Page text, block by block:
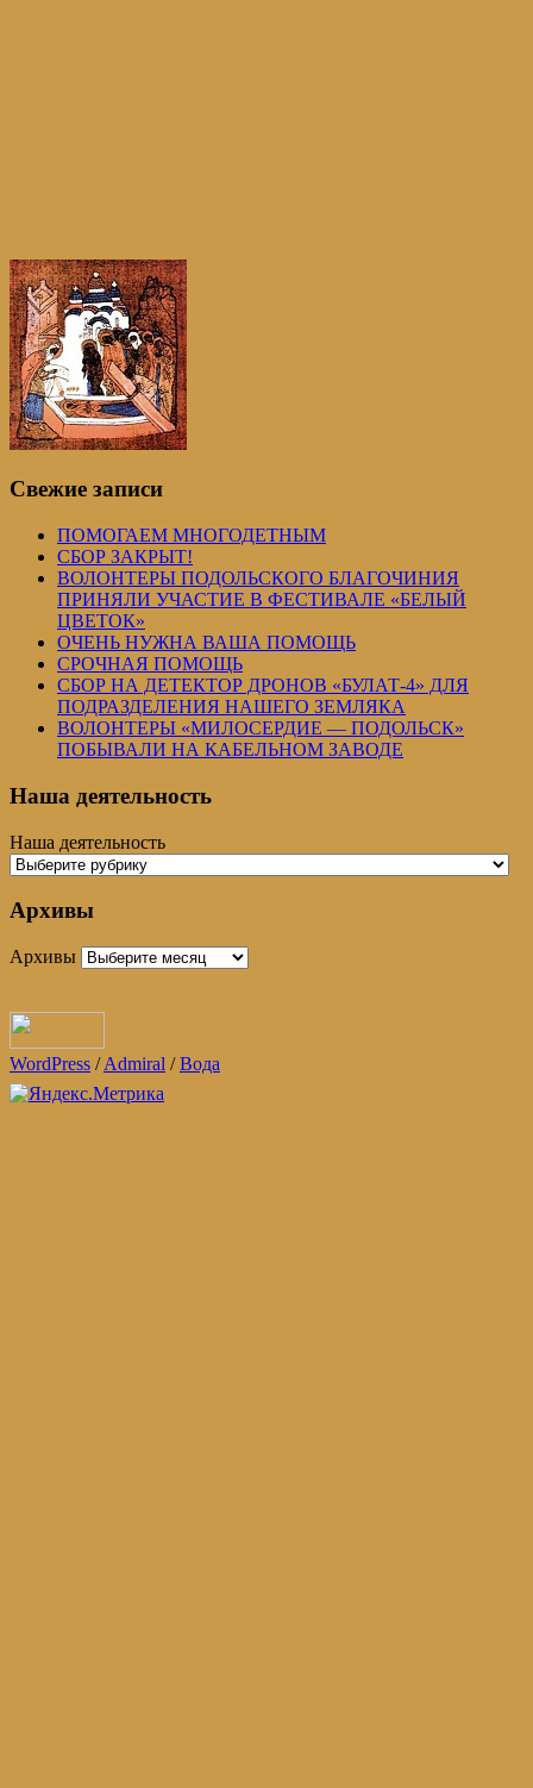
Свежие записи
ПОМОГАЕМ МНОГОДЕТНЫМ
СБОР ЗАКРЫТ!
ВОЛОНТЕРЫ ПОДОЛЬСКОГО БЛАГОЧИНИЯ
ПРИНЯЛИ УЧАСТИЕ В ФЕСТИВАЛЕ «БЕЛЫЙ
ЦВЕТОК»
ОЧЕНЬ НУЖНА ВАША ПОМОЩЬ
СРОЧНАЯ ПОМОЩЬ
СБОР НА ДЕТЕКТОР ДРОНОВ «БУЛАТ-4» ДЛЯ
ПОДРАЗДЕЛЕНИЯ НАШЕГО ЗЕМЛЯКА
ВОЛОНТЕРЫ «МИЛОСЕРДИЕ — ПОДОЛЬСК»
ПОБЫВАЛИ НА КАБЕЛЬНОМ ЗАВОДЕ
Наша деятельность
Наша деятельность
Архивы
Архивы
WordPress /Admiral /Вода